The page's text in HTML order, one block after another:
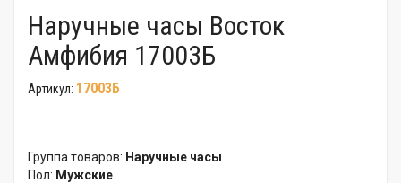
Наручные часы Восток
Амфибия 17003Б
Артикул: 17003Б
Группа товаров: Наручные часы
Пол: Мужские